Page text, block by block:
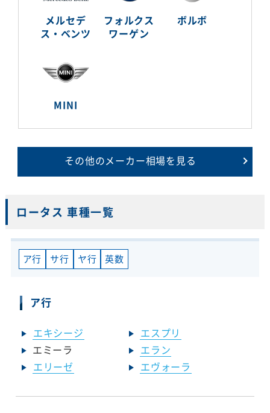
メルセデ
ス・ベンツ
フォルクス
ワーゲン
ボルボ
MINI
その他のメーカー相場を見る
ロータス 車種一覧
ア行 サ行 ヤ行 英数
ア行
エキシージ
エスプリ
エミーラ
エラン
エリーゼ
エヴォーラ